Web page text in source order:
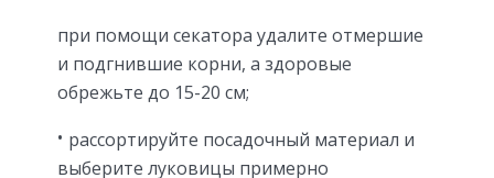
при помощи секатора удалите отмершие
и подгнившие корни, а здоровые
обрежьте до 15-20 см;
рассортируйте посадочный материал и
выберите луковицы примерно